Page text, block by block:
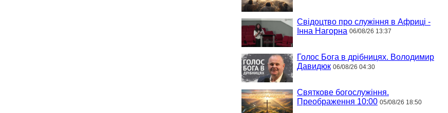
Свідоцтво про служіння в Африці -
Інна Нагорна 06/08/26 13:37
Голос Бога в дрібницях. Володимир
Давидюк 06/08/26 04:30
Святкове богослужіння.
Преображення 10:00 05/08/26 18:50